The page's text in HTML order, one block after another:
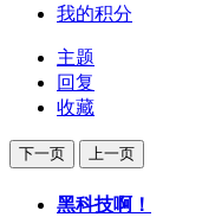
我的积分
主题
回复
收藏
下一页 上一页
黑科技啊！